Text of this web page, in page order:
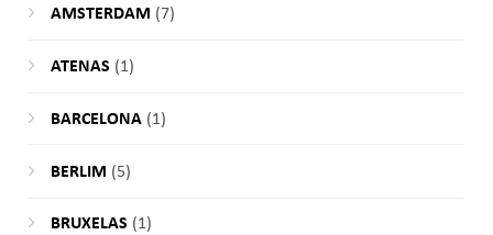
AMSTERDAM (7)
ATENAS (1)
BARCELONA(1)
BERLIM (5)
BRUXELAS (1)